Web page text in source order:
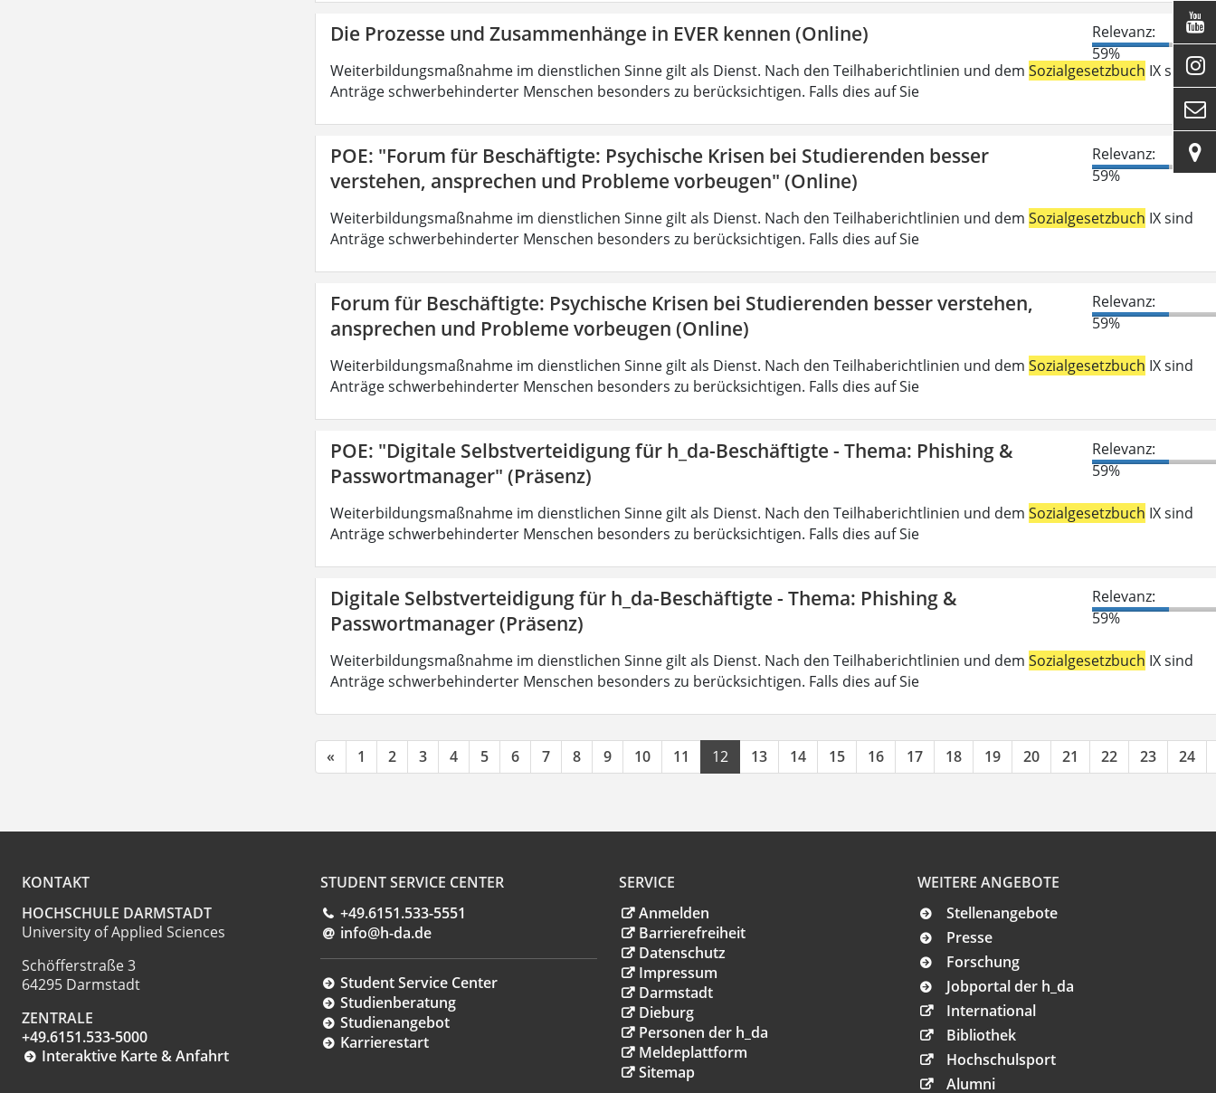
Die Prozesse und Zusammenhänge in EVER kennen (Online)
Relevanz:
59%
Weiterbildungsmaßnahme im dienstlichen Sinne gilt als Dienst. Nach den Teilhaberichtlinien und dem Sozialgesetzbuch IX sind
Anträge schwerbehinderter Menschen besonders zu berücksichtigen. Falls dies auf Sie
POE: "Forum für Beschäftigte: Psychische Krisen bei Studierenden besser
verstehen, ansprechen und Probleme vorbeugen" (Online)
Relevanz:
59%
Weiterbildungsmaßnahme im dienstlichen Sinne gilt als Dienst. Nach den Teilhaberichtlinien und dem Sozialgesetzbuch IX sind
Anträge schwerbehinderter Menschen besonders zu berücksichtigen. Falls dies auf Sie
Forum für Beschäftigte: Psychische Krisen bei Studierenden besser verstehen,
ansprechen und Probleme vorbeugen (Online)
Relevanz:
59%
Weiterbildungsmaßnahme im dienstlichen Sinne gilt als Dienst. Nach den Teilhaberichtlinien und dem Sozialgesetzbuch IX sind
Anträge schwerbehinderter Menschen besonders zu berücksichtigen. Falls dies auf Sie
POE: "Digitale Selbstverteidigung für h_da-Beschäftigte - Thema: Phishing &
Passwortmanager" (Präsenz)
Relevanz:
59%
Weiterbildungsmaßnahme im dienstlichen Sinne gilt als Dienst. Nach den Teilhaberichtlinien und dem Sozialgesetzbuch IX sind
Anträge schwerbehinderter Menschen besonders zu berücksichtigen. Falls dies auf Sie
Digitale Selbstverteidigung für h_da-Beschäftigte - Thema: Phishing &
Passwortmanager (Präsenz)
Relevanz:
59%
Weiterbildungsmaßnahme im dienstlichen Sinne gilt als Dienst. Nach den Teilhaberichtlinien und dem Sozialgesetzbuch IX sind
Anträge schwerbehinderter Menschen besonders zu berücksichtigen. Falls dies auf Sie
« 1 2 3 4 5 6 7 8 9 10 11 12 13 14 15 16 17 18 19 20 21 22 23 24
KONTAKT
HOCHSCHULE DARMSTADT
University of Applied Sciences
Schöfferstraße 3
64295 Darmstadt
ZENTRALE
+49.6151.533-5000
Interaktive Karte & Anfahrt
STUDENT SERVICE CENTER
+49.6151.533-5551
info@h-da.de
Student Service Center
Studienberatung
Studienangebot
Karrierestart
SERVICE
Anmelden
Barrierefreiheit
Datenschutz
Impressum
Darmstadt
Dieburg
Personen der h_da
Meldeplattform
Sitemap
WEITERE ANGEBOTE
Stellenangebote
Presse
Forschung
Jobportal der h_da
International
Bibliothek
Hochschulsport
Alumni



